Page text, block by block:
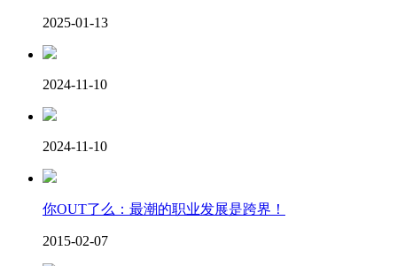
2025-01-13
2024-11-10
2024-11-10
你OUT了么：最潮的职业发展是跨界！
2015-02-07